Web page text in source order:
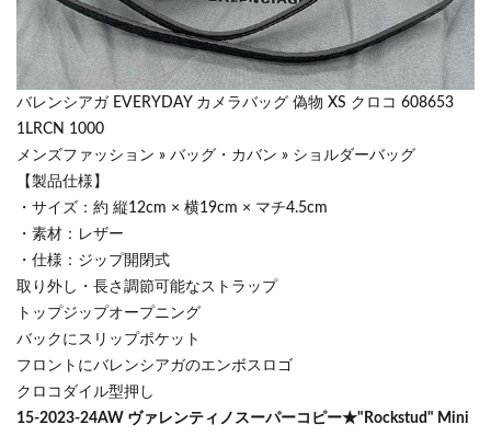
バレンシアガ EVERYDAY カメラバッグ 偽物 XS クロコ 608653
1LRCN 1000
メンズファッション » バッグ・カバン » ショルダーバッグ
【製品仕様】
・サイズ：約 縦12cm × 横19cm × マチ4.5cm
・素材：レザー
・仕様：ジップ開閉式
取り外し・長さ調節可能なストラップ
トップジップオープニング
バックにスリップポケット
フロントにバレンシアガのエンボスロゴ
クロコダイル型押し
15-2023-24AW ヴァレンティノスーパーコピー★"Rockstud" Mini